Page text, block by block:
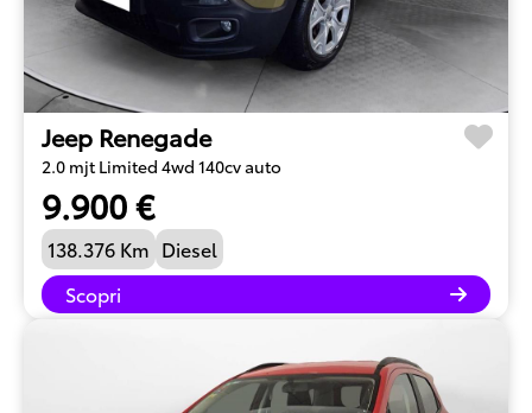
Jeep Renegade
2.0 mjt Limited 4wd 140cv auto
9.900 €
138.376 Km Diesel
Scopri